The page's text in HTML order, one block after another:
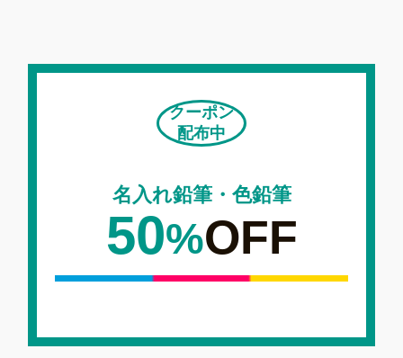
クーポン
配布中
名入れ鉛筆・色鉛筆
50%OFF